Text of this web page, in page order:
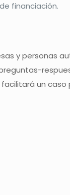
financiación.
y personas
un caso